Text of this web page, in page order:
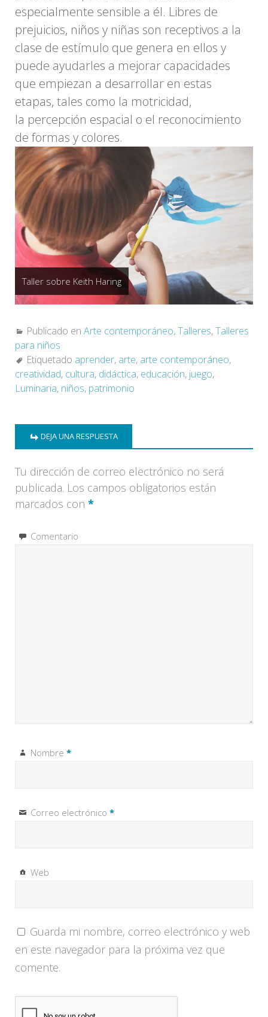
especialmente sensible a él. Libres de
prejuicios, niños y niñas son receptivos a la
clase de estímulo que genera en ellos y
puede ayudarles a mejorar capacidades
que empiezan a desarrollar en estas
etapas, tales como la motricidad,
la percepción espacial o el reconocimiento
de formas y colores.
Taller sobre Keith Haring
Publicado en Arte contemporáneo,Talleres,Talleres
para niños
Etiquetado aprender, arte, arte contemporáneo,
creatividad, cultura, didáctica, educación, juego,
Luminaria, niños, patrimonio
DEJA UNA RESPUESTA
Tu dirección de correo electrónico no será
publicada. Los campos obligatorios están
marcados con *
Comentario
Nombre *
Correo electrónico *
Web
Guarda mi nombre, correo electrónico y web
en este navegador para la próxima vez que
comente.